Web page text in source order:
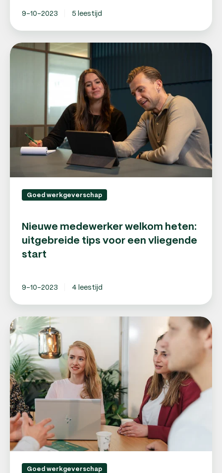
9-10-2023 5 leestijd
Nieuwe
vliegende
start
Goed werkgeverschap
Nieuwe medewerker welkom heten:
uitgebreide tips voor een vliegende
start
9-10-2023 4 leestijd
Eerste
medewerker
aannemen:
5
tips
die
jou
helpen
Goed werkgeverschap